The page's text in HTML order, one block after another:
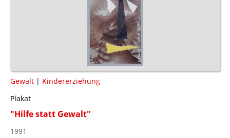
Gewalt | Kindererziehung
Plakat
"Hilfe statt Gewalt"
1991